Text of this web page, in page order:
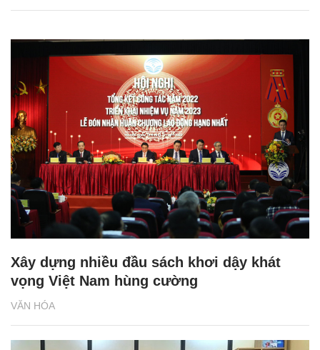
VĂN HÓA
Xây dựng nhiều đầu sách khơi dậy khát
vọng Việt Nam hùng cường